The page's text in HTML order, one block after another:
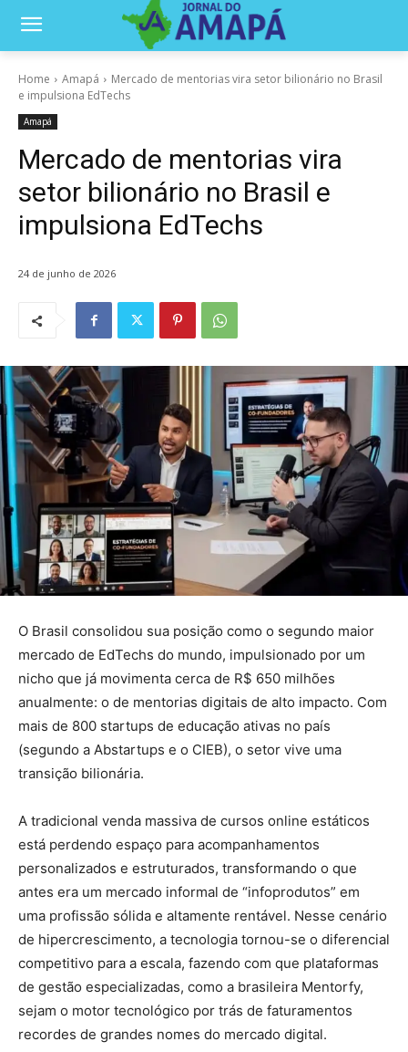
Home Amapá
Mercado de mentorias vira setor bilionário no Brasil
e impulsiona EdTechs
Amapá
Mercado de mentorias vira
setor bilionário no Brasil e
impulsiona EdTechs
24 de junho de 2026
O Brasil consolidou sua posição como o segundo maior
mercado de EdTechs do mundo, impulsionado por um
nicho que já movimenta cerca de R$ 650 milhões
anualmente: o de mentorias digitais de alto impacto. Com
mais de 800 startups de educação ativas no país
(segundo a Abstartups e o CIEB), o setor vive uma
transição bilionária.
A tradicional venda massiva de cursos online estáticos
está perdendo espaço para acompanhamentos
personalizados e estruturados, transformando o que
antes era um mercado informal de “infoprodutos” em
uma profissão sólida e altamente rentável. Nesse cenário
de hipercrescimento, a tecnologia tornou-se o diferencial
competitivo para a escala, fazendo com que plataformas
de gestão especializadas, como a brasileira Mentorfy,
sejam o motor tecnológico por trás de faturamentos
recordes de grandes nomes do mercado digital.